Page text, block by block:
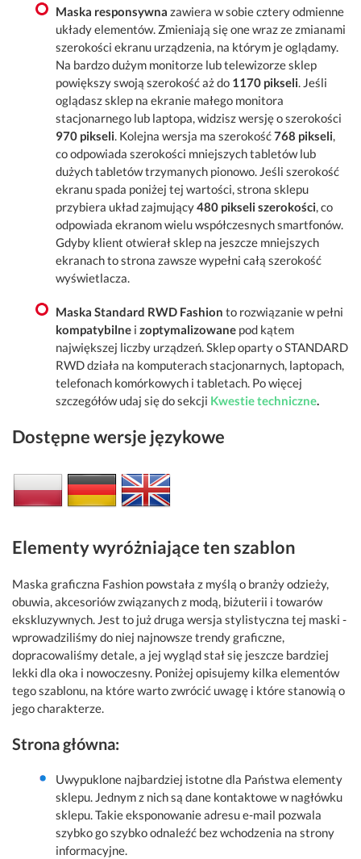
Maska responsywna zawiera w sobie cztery odmienne
układy elementów. Zmieniają się one wraz ze zmianami
szerokości ekranu urządzenia, na którym je oglądamy.
Na bardzo dużym monitorze lub telewizorze sklep
powiększy swoją szerokość aż do 1170 pikseli . Jeśli
oglądasz sklep na ekranie małego monitora
stacjonarnego lub laptopa, widzisz wersję o szerokości
970 pikseli . Kolejna wersja ma szerokość768 pikseli
co odpowiada szerokości mniejszych tabletów lub
dużych tabletów trzymanych pionowo. Jeśli szerokość
ekranu spada poniżej tej wartości, strona sklepu
przybiera układ zajmujący480 pikseli szerokości , co
odpowiada ekranom wielu współczesnych smartfonów.
Gdyby klient otwierał sklep na jeszcze mniejszych
ekranach to strona zawsze wypełni całą szerokość
wyświetlacza.
Maska Standard RWD Fashion to rozwiązanie w pełni
kompatybilnei zoptymalizowanepod kątem
największej liczby urządzeń. Sklep oparty o STANDARD
RWD działa na komputerach stacjonarnych, laptopach,
telefonach komórkowych i tabletach. Po więcej
szczegółów udaj się do sekcji Kwestie techniczne.
Dostępne wersje językowe
Elementy wyróżniające ten szablon
Maska graficzna Fashion powstała z myślą o branży odzieży,
obuwia, akcesoriów związanych z modą, biżuterii i towarów
ekskluzywnych. Jest to już druga wersja stylistyczna tej maski -
wprowadziliśmy do niej najnowsze trendy graficzne,
dopracowaliśmy detale, a jej wygląd stał się jeszcze bardziej
lekki dla oka i nowoczesny. Poniżej opisujemy kilka elementów
tego szablonu, na które warto zwrócić uwagę i które stanowią o
jego charakterze.
Strona główna:
Uwypuklone najbardziej istotne dla Państwa elementy
sklepu. Jednym z nich są dane kontaktowe w nagłówku
sklepu. Takie eksponowanie adresu e-mail pozwala
szybko go szybko odnaleźć bez wchodzenia na strony
informacyjne.